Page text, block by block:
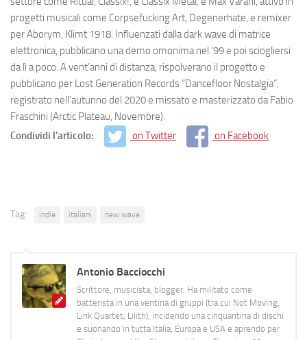
progetti musicali come Corpsefucking Art, Degenerhate, e remixer
per Aborym, Klimt 1918. Influenzati dalla dark wave di matrice
elettronica, pubblicano una demo omonima nel ‘99 e poi sciogliersi
da lì a poco. A vent’anni di distanza, rispolverano il progetto e
pubblicano per Lost Generation Records “Dancefloor Nostalgia”,
registrato nell’autunno del 2020 e missato e masterizzato da Fabio
Fraschini (Arctic Plateau, Novembre).
Condividi l'articolo:
on Twitter on Facebook
Tag: indie italiani new wave
Antonio Bacciocchi
Scrittore, musicista, blogger. Ha militato come
batterista in una ventina di gruppi (tra cui Not Moving,
Link Quartet, Lilith), incidendo una cinquantina di dischi
e suonando in tutta Italia, Europa e USA e aprendo per